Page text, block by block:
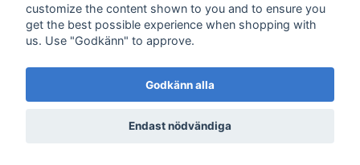
Sociala medier
© 2026 Skala SkaparPowered by Quickbutik
customize the content shown to you and to ensure you
get the best possible experience when shopping with
us. Use "Godkänn" to approve.
Godkänn alla
Endast nödvändiga